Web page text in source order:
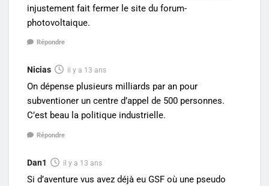
injustement fait fermer le site du forum-
photovoltaique.
Répondre
Nicias il y a 13 ans
On dépense plusieurs milliards par an pour
subventioner un centre d’appel de 500 personnes.
C’est beau la politique industrielle.
Répondre
Dan1 il y a 13 ans
Si d’aventure vus avez déjà eu GSF où une pseudo